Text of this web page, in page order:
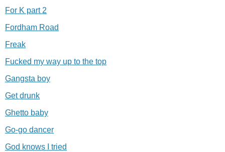
For K part 2
Fordham Road
Freak
Fucked my way up to the top
Gangsta boy
Get drunk
Ghetto baby
Go-go dancer
God knows I tried